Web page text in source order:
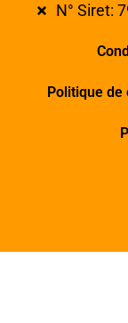
N° Siret:
Politique de